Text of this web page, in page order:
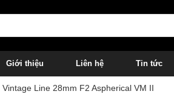
Giới thiệu Liên hệ Tin tức
Line 28mm F2 Aspherical VM II